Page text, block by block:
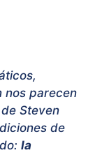
nos parecen
Steven
de
la